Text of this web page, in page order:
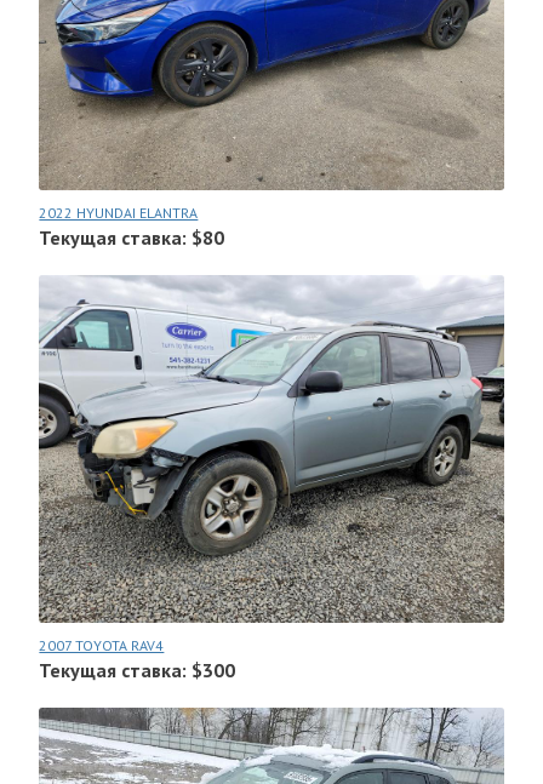
2022 HYUNDAI ELANTRA
Текущая ставка: $80
2007 TOYOTA RAV4
Текущая ставка: $300